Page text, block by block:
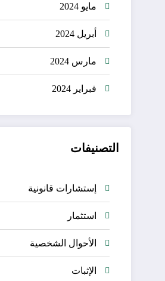
مايو 2024
أبريل 2024
مارس 2024
فبراير 2024
التصنيفات
إستشارات قانونية
استثمار
الأحوال الشخصية
الإثبات